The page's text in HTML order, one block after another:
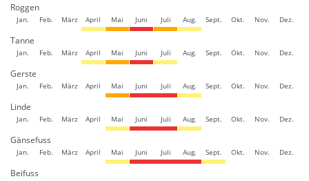
Roggen
Jan. Feb. März April Mai Juni Juli Aug. Sept. Okt. Nov. Dez.
Tanne
Jan. Feb. März April Mai Juni Juli Aug. Sept. Okt. Nov. Dez.
Gerste
Jan. Feb. März April Mai Juni Juli Aug. Sept. Okt. Nov. Dez.
Linde
Jan. Feb. März April Mai Juni Juli Aug. Sept. Okt. Nov. Dez.
Gänsefuss
Jan. Feb. März April Mai Juni Juli Aug. Sept. Okt. Nov. Dez.
Beifuss